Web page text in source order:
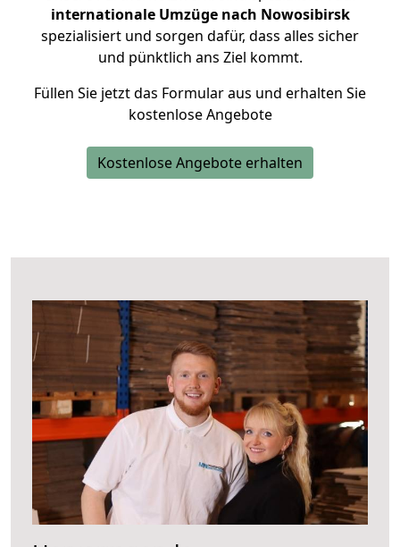
internationale Umzüge nach Nowosibirsk
spezialisiert und sorgen dafür, dass alles sicher
und pünktlich ans Ziel kommt.
Füllen Sie jetzt das Formular aus und erhalten Sie
kostenlose Angebote
Kostenlose Angebote erhalten